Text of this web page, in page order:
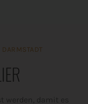
werden, damit es